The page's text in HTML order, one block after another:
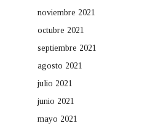
noviembre 2021
octubre 2021
septiembre 2021
agosto 2021
julio 2021
junio 2021
mayo 2021